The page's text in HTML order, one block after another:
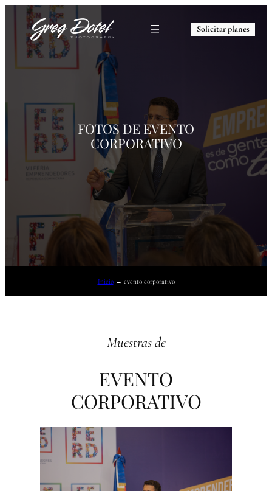
Solicitar planes
FOTOS DE EVENTO
CORPORATIVO
Inicio→ evento corporativo
Muestras de
EVENTO
CORPORATIVO